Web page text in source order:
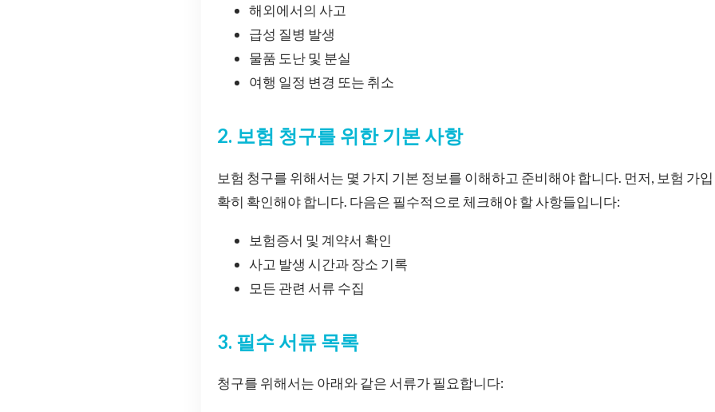
해외에서의 사고
급성 질병 발생
물품 도난 및 분실
여행 일정 변경 또는 취소
2. 보험 청구를 위한 기본 사항
보험 청구를 위해서는 몇 가지 기본 정보를 이해하고 준비해야 합니다. 먼저, 보험 가
확히 확인해야 합니다. 다음은 필수적으로 체크해야 할 사항들입니다:
보험증서 및 계약서 확인
사고 발생 시간과 장소 기록
모든 관련 서류 수집
3. 필수 서류 목록
청구를 위해서는 아래와 같은 서류가 필요합니다: